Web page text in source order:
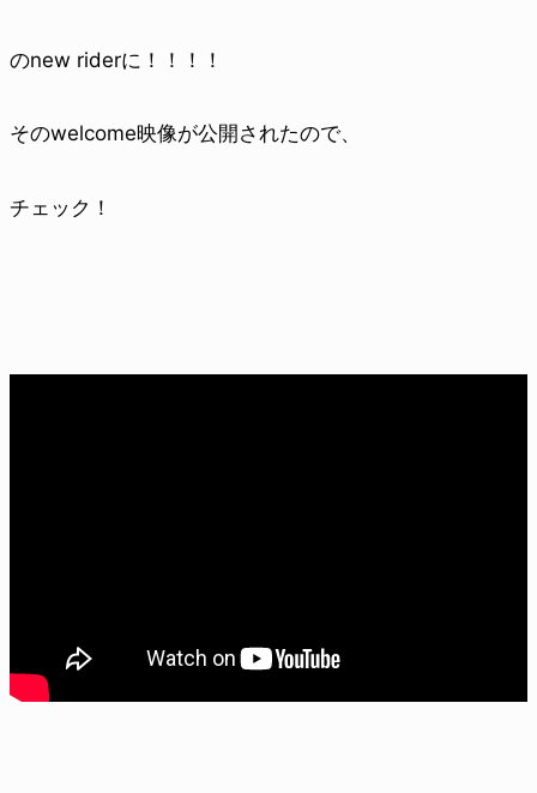
のnew riderに！！！！
そのwelcome映像が公開されたので、
チェック！